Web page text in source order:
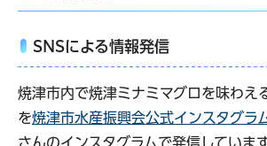
SNSによる情報発信
焼津市内で焼津ミナミマグロを味わえ
を焼津市水産振興会公式インスタグラ
さんのインスタグラムで発信しています